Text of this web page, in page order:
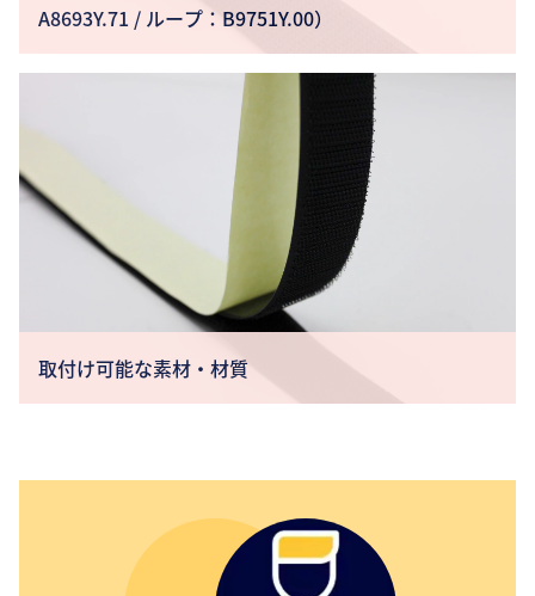
A8693Y.71 / ループ：B9751Y.00）
取付け可能な素材・材質